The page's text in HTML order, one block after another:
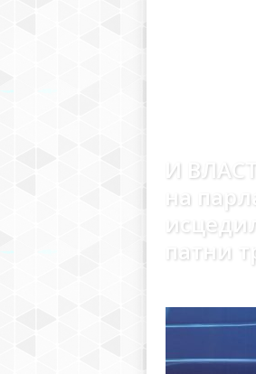
И
на
патни